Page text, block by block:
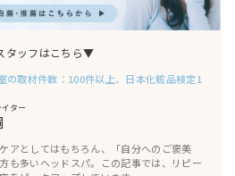
YOSHITOMO（カラーサロ
タッフはこちら▼
の取材件数：100件以上、日本化粧品検定1
ター
アとしてはもちろん、「自分へのご褒美
も多いヘッドスパ。この記事では、リピー